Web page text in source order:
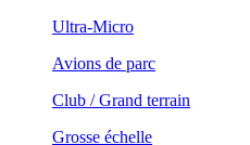
Ultra-Micro
Avions de parc
Club / Grand terrain
Grosse échelle